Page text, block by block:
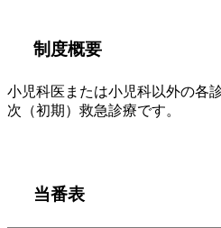
制度概要
小児科医または小児科以外の各
次（初期）救急診療です。
当番表